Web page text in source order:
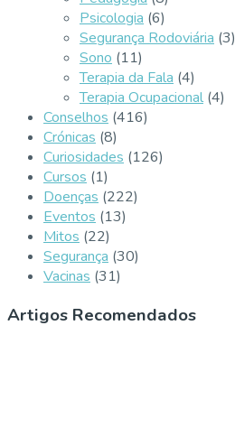
Psicologia (6)
Segurança Rodoviária (3)
Sono (11)
Terapia da Fala (4)
Terapia Ocupacional (4)
Conselhos (416)
Crónicas (8)
Curiosidades (126)
Cursos (1)
Doenças (222)
Eventos (13)
Mitos (22)
Segurança (30)
Vacinas (31)
Artigos Recomendados